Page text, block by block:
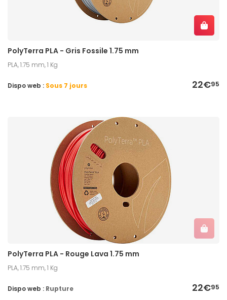
PolyTerra PLA - Gris Fossile 1.75 mm
PLA, 1.75 mm, 1 Kg
22€95
Dispo web : Sous 7 jours
PolyTerra PLA - Rouge Lava 1.75 mm
PLA, 1.75 mm, 1 Kg
22€95
Dispo web : Rupture